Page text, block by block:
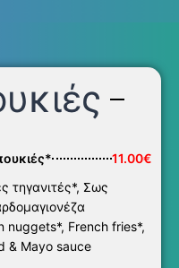
11.00€
τηγανιτές*, Σως
nuggets*, French fries*,
& Mayo sauce